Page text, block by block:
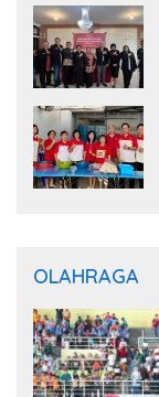
OLAHRAGA